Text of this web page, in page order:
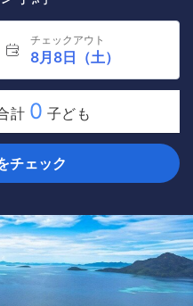
チェックアウト
8月8日（土）
計 0 子ども
チェック